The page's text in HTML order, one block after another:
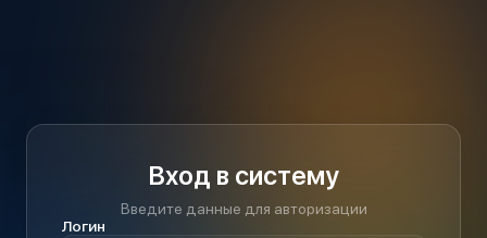
Вход в систему
Введите данные для авторизации
Логин